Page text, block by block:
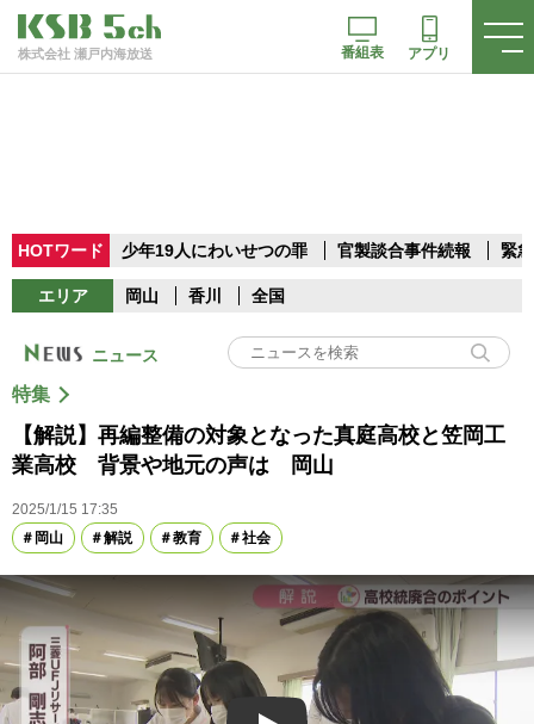
株式会社 瀬戸内海放送 番組表 アプリ
HOTワード 少年19人にわいせつの罪 官製談合事件続報 緊
エリア 岡山 香川 全国
ニュース
特集
【解説】再編整備の対象となった真庭高校と笠岡工
業高校 背景や地元の声は 岡山
2025/1/15 17:35
岡山
解説 教育 社会